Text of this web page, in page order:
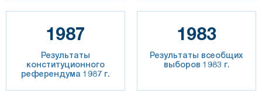
1987
Результаты
конституционного
референдума 1987 г.
1983
Результаты всеобщих
выборов 1983 г.